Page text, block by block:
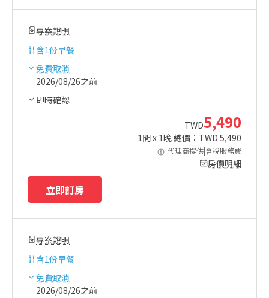
專案說明
含1份早餐
免費取消
2026/08/26之前
即時確認
TWD5,490
1間 x 1晚 總價：TWD 5,490
代理商提供|含稅服務費
房價明細
立即訂房
專案說明
含1份早餐
免費取消
2026/08/26之前